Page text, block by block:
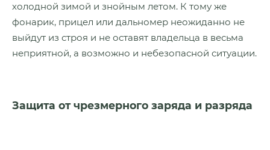
холодной зимой и знойным летом. К тому же
фонарик, прицел или дальномер неожиданно не
выйдут из строя и не оставят владельца в весьма
неприятной, а возможно и небезопасной ситуации.
Защита от чрезмерного заряда и разряда